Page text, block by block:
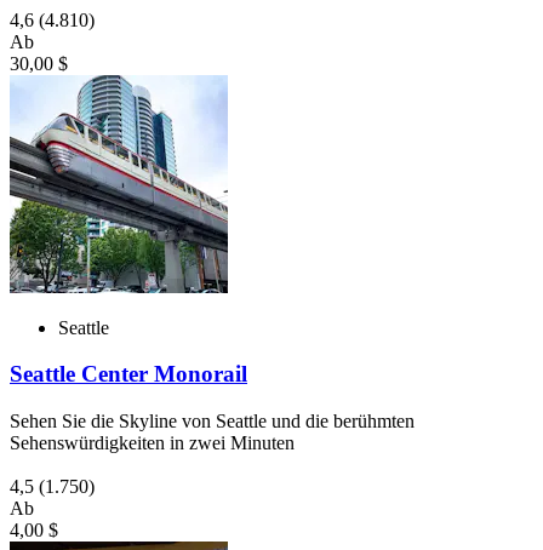
4,6 (4.810)
Ab
30,00 $
Seattle
Seattle Center Monorail
Sehen Sie die Skyline von Seattle und die berühmten
Sehenswürdigkeiten in zwei Minuten
4,5 (1.750)
Ab
4,00 $